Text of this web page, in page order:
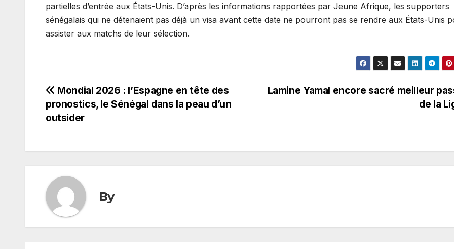
partielles d’entrée aux États-Unis. D’après les informations rapportées par Jeune Afrique, les supporters
sénégalais qui ne détenaient pas déjà un visa avant cette date ne pourront pas se rendre aux États-Unis
assister aux matchs de leur sélection.
Navigation
de
Lamine Yamal encore sacré meilleur
de la
Mondial 2026 : l’Espagne en tête des
pronostics, le Sénégal dans la peau d’un
outsider
By